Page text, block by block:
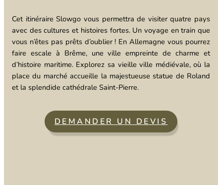
Cet itinéraire Slowgo vous permettra de visiter quatre pays
avec des cultures et histoires fortes. Un voyage en train que
vous n’êtes pas prêts d’oublier ! En Allemagne vous pourrez
faire escale à Brême, une ville empreinte de charme et
d’histoire maritime. Explorez sa vieille ville médiévale, où la
place du marché accueille la majestueuse statue de Roland
et la splendide cathédrale Saint-Pierre.
DEMANDER UN DEVIS